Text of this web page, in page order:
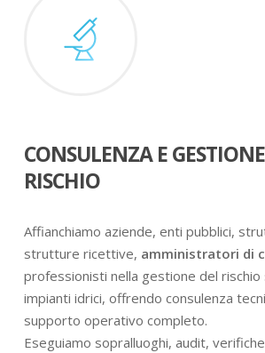
CONSULENZA E
RISCHIO
Affianchiamo aziende, enti pubblici,
strutture ricettive, amministratori di
professionisti nella gestione del rischio
impianti idrici, offrendo consulenza
supporto operativo completo.
Eseguiamo sopralluoghi, audit,